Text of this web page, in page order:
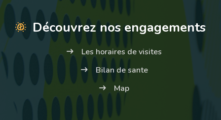
Découvrez nos engagements
Les horaires de visites
Bilan de sante
Map